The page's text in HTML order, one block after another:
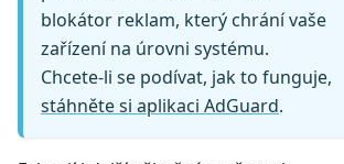
blokátor reklam, který chrání vaše
zařízení na úrovni systému.
Chcete-li se podívat, jak to funguje,
stáhněte si aplikaci AdGuard.